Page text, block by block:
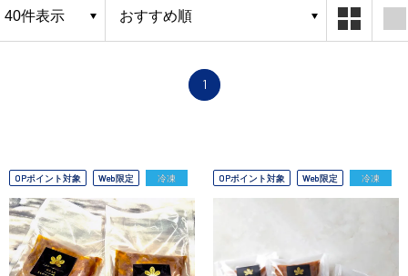
1
OPポイント対象 Web限定 冷凍 OPポイント対象 Web限定 冷凍